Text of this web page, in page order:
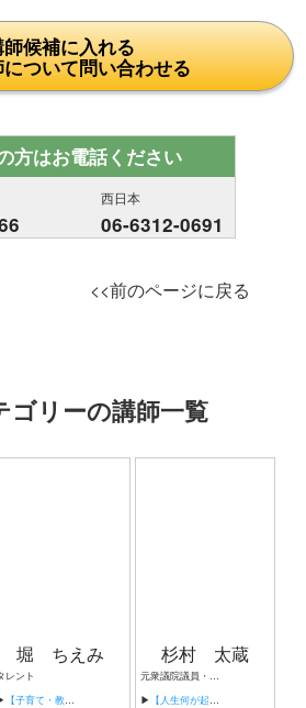
候補に入れる
ついて問い合わせる
方はお電話ください
西日本
06-6312-0691
<<前のページに戻る
ゴリーの講師一覧
堀 ちえみ
レント
【子育て・教育~食育・環境・共働き・段取り力~】
杉村 太蔵
▶ 【人生何が起きるかわからない〜太蔵流チャンスをつかむ技術】